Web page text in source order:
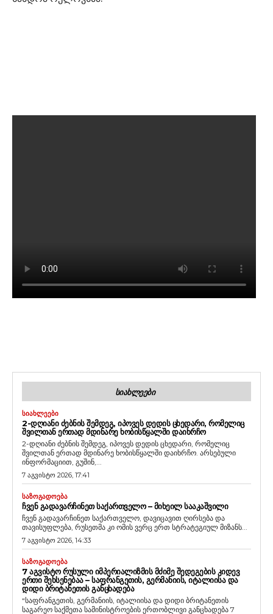
ᲡᲘᲐᲮᲚᲔᲔᲑᲘ
ᲡᲘᲐᲮᲚᲔᲔᲑᲘ
2-ᲓᲦᲘᲐᲜᲘ ᲫᲔᲑᲜᲘᲡ ᲨᲔᲛᲓᲔᲒ, ᲘᲞᲝᲕᲔᲡ ᲓᲔᲓᲘᲡ ᲪᲮᲔᲓᲐᲠᲘ, ᲠᲝᲛᲔᲚᲘᲪ
ᲨᲕᲘᲚᲗᲐᲜ ᲔᲠᲗᲐᲓ ᲛᲓᲘᲜᲐᲠᲔ ᲮᲝᲑᲘᲡᲬᲧᲐᲚᲨᲘ ᲓᲐᲘᲮᲠᲩᲝ
2-დღიანი ძებნის შემდეგ, იპოვეს დედის ცხედარი, რომელიც
შვილთან ერთად მდინარე ხობისწყალში დაიხრჩო. არსებული
ინფორმაციით, გუშინ,...
7 აგვისტო 2026, 17:41
ᲡᲐᲖᲝᲒᲐᲓᲝᲔᲑᲐ
ᲩᲕᲔᲜ ᲒᲐᲓᲐᲕᲐᲠᲩᲘᲜᲔᲗ ᲡᲐᲥᲐᲠᲗᲕᲔᲚᲝ – ᲛᲘᲮᲔᲘᲚ ᲡᲐᲐᲙᲐᲨᲕᲘᲚᲘ
ჩვენ გადავარჩინეთ საქართველო, დავიცავით ღირსება და
თავისუფლება, რუსეთმა კი ომის ვერც ერთ სტრატეგიულ მიზანს...
7 აგვისტო 2026, 14:33
ᲡᲐᲖᲝᲒᲐᲓᲝᲔᲑᲐ
7 ᲐᲒᲕᲘᲡᲢᲝ ᲠᲣᲡᲣᲚᲘ ᲘᲛᲞᲔᲠᲘᲐᲚᲘᲖᲛᲘᲡ ᲛᲫᲘᲛᲔ ᲨᲔᲓᲔᲒᲔᲑᲘᲡ ᲙᲘᲓᲔᲕ
ᲔᲠᲗᲘ ᲨᲔᲮᲡᲔᲜᲔᲑᲐᲐ – ᲡᲐᲤᲠᲐᲜᲒᲔᲗᲘᲡ, ᲒᲔᲠᲛᲐᲜᲘᲘᲡ, ᲘᲢᲐᲚᲘᲘᲡᲐ ᲓᲐ
ᲓᲘᲓᲘ ᲑᲠᲘᲢᲐᲜᲔᲗᲘᲡ ᲒᲐᲜᲪᲮᲐᲓᲔᲑᲐ
“საფრანგეთის, გერმანიის, იტალიისა და დიდი ბრიტანეთის
საგარეო საქმეთა სამინისტროების ერთობლივი განცხადება 7